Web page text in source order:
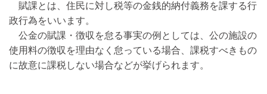
賦課とは、住民に対し税等の金銭的納付義務を課する行
政行為をいいます。
公金の賦課・徴収を怠る事実の例としては、公の施設の
使用料の徴収を理由なく怠っている場合、課税すべきもの
に故意に課税しない場合などが挙げられます。